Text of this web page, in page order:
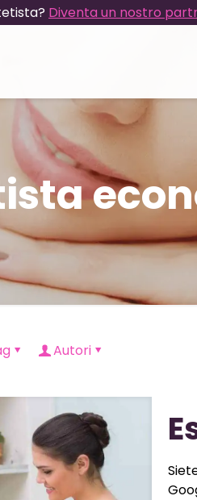
Diventa un nostro
Autori